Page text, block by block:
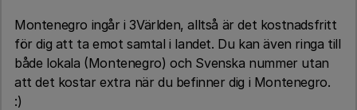
Montenegro ingår i 3Världen, alltså är det kostnadsfritt
för dig att ta emot samtal i landet. Du kan även ringa till
både lokala (Montenegro) och Svenska nummer utan
att det kostar extra när du befinner dig i Montenegro.
:)